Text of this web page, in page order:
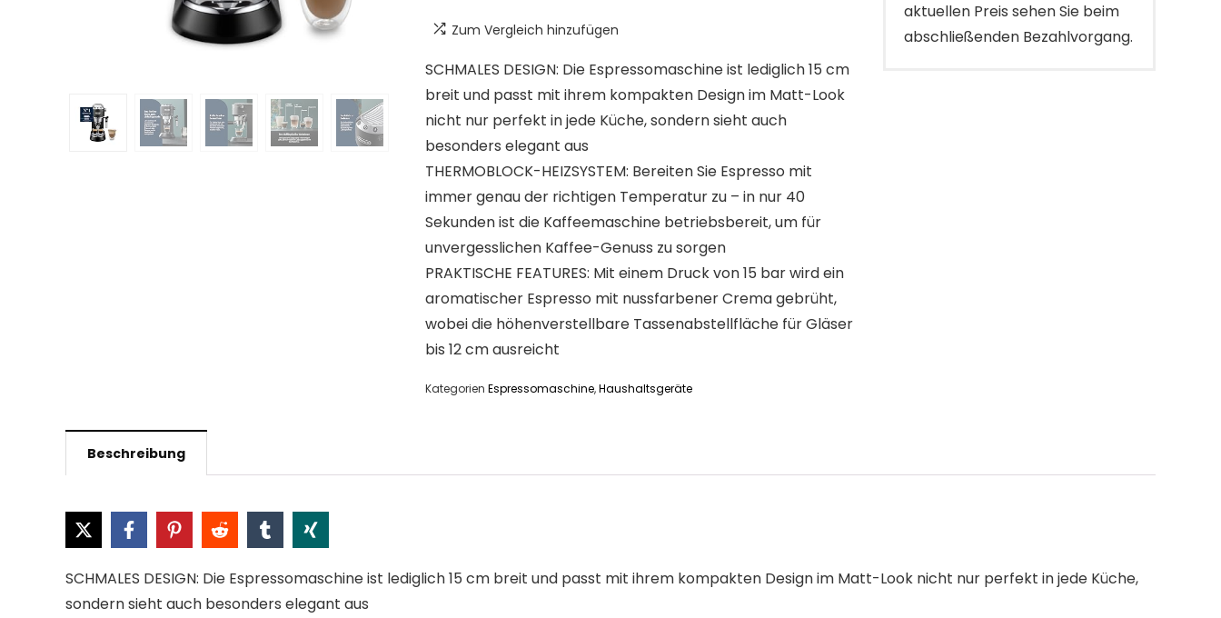
Zum Vergleich hinzufügen
SCHMALES DESIGN: Die Espressomaschine ist lediglich 15 cm
breit und passt mit ihrem kompakten Design im Matt-Look
nicht nur perfekt in jede Küche, sondern sieht auch
besonders elegant aus
THERMOBLOCK-HEIZSYSTEM: Bereiten Sie Espresso mit
immer genau der richtigen Temperatur zu – in nur 40
Sekunden ist die Kaffeemaschine betriebsbereit, um für
unvergesslichen Kaffee-Genuss zu sorgen
PRAKTISCHE FEATURES: Mit einem Druck von 15 bar wird ein
aromatischer Espresso mit nussfarbener Crema gebrüht,
wobei die höhenverstellbare Tassenabstellfläche für Gläser
bis 12 cm ausreicht
Kategorien Espressomaschine,Haushaltsgeräte
aktuellen Preis sehen Sie beim
abschließenden Bezahlvorgang.
Beschreibung
SCHMALES DESIGN: Die Espressomaschine ist lediglich 15 cm breit und passt mit ihrem kompakten Design im Matt-Look nicht nur perfekt in jede Küche,
sondern sieht auch besonders elegant aus